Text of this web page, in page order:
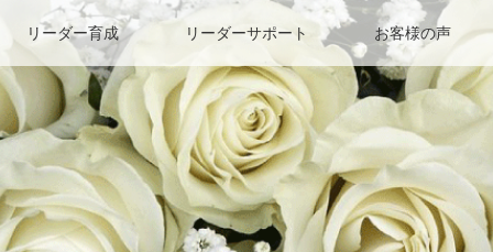
リーダー育成 リーダーサポート お客様の声